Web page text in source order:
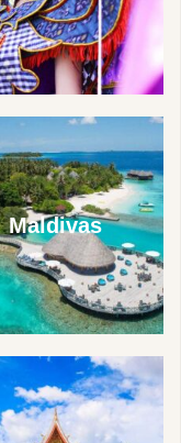
Maldivas